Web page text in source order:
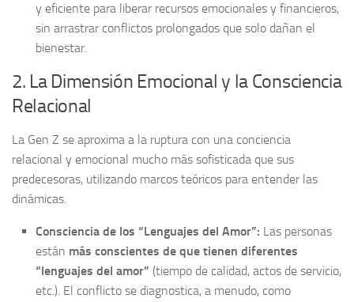
y eficiente para liberar recursos emocionales y financieros,
sin arrastrar conflictos prolongados que solo dañan el
bienestar.
2. La Dimensión Emocional y la Consciencia
Relacional
La Gen Z se aproxima a la ruptura con una conciencia
relacional y emocional mucho más sofisticada que sus
predecesoras, utilizando marcos teóricos para entender las
dinámicas.
Consciencia de los “Lenguajes del Amor”: Las personas
están más conscientes de que tienen diferentes
“lenguajes del amor” (tiempo de calidad, actos de servicio,
etc.). El conflicto se diagnostica, a menudo, como